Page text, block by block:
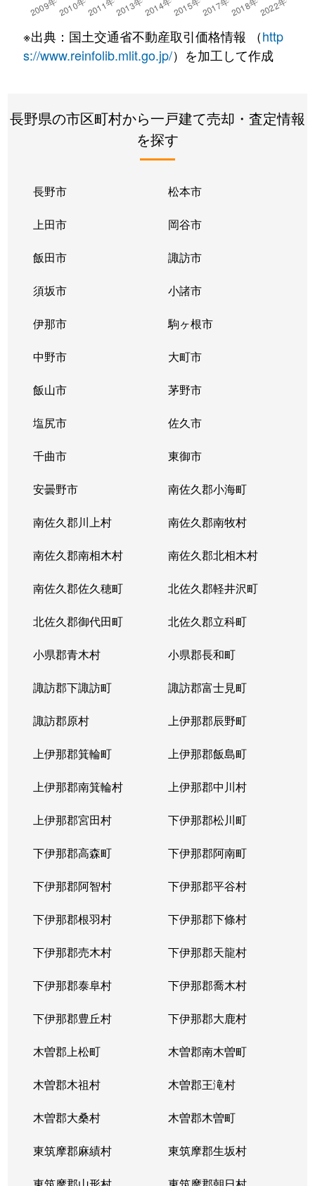
※出典：国土交通省不動産取引価格情報 （http
s://www.reinfolib.mlit.go.jp/）を加工して作成
長野県の市区町村から一戸建て売却・査定情報
を探す
長野市 松本市
上田市 岡谷市
飯田市 諏訪市
須坂市 小諸市
伊那市 駒ヶ根市
中野市 大町市
飯山市 茅野市
塩尻市 佐久市
千曲市 東御市
安曇野市 南佐久郡小海町
南佐久郡川上村 南佐久郡南牧村
南佐久郡南相木村 南佐久郡北相木村
南佐久郡佐久穂町 北佐久郡軽井沢町
北佐久郡御代田町 北佐久郡立科町
小県郡青木村 小県郡長和町
諏訪郡下諏訪町 諏訪郡富士見町
諏訪郡原村 上伊那郡辰野町
上伊那郡箕輪町 上伊那郡飯島町
上伊那郡南箕輪村 上伊那郡中川村
上伊那郡宮田村 下伊那郡松川町
下伊那郡高森町 下伊那郡阿南町
下伊那郡阿智村 下伊那郡平谷村
下伊那郡根羽村 下伊那郡下條村
下伊那郡売木村 下伊那郡天龍村
下伊那郡泰阜村 下伊那郡喬木村
下伊那郡豊丘村 下伊那郡大鹿村
木曽郡上松町 木曽郡南木曽町
木曽郡木祖村 木曽郡王滝村
木曽郡大桑村 木曽郡木曽町
東筑摩郡麻績村 東筑摩郡生坂村